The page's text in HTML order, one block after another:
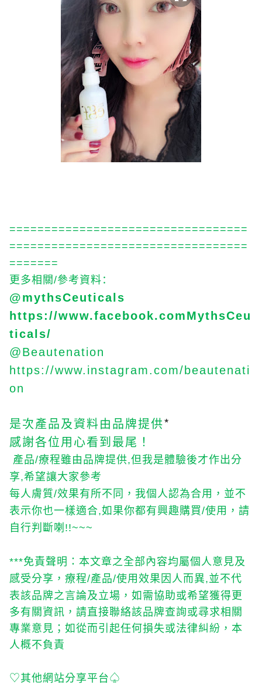
==================================
==================================
=======
更多相關/參考資料：
@mythsCeuticals
https://www.facebook.comMythsCeu
ticals/
@Beautenation
https://www.instagram.com/beautenati
on
是次產品及資料由品牌提供*
感謝各位用心看到最尾！
產品/療程雖由品牌提供,但我是體驗後才作出分
享,希望讓大家參考
每人膚質/效果有所不同，我個人認為合用，並不
表示你也一樣適合,如果你都有興趣購買/使用，請
自行判斷喇!!~~~
***免責聲明：本文章之全部內容均屬個人意見及
感受分享，療程/產品/使用效果因人而異,並不代
表該品牌之言論及立場，如需協助或希望獲得更
多有關資訊，請直接聯絡該品牌查詢或尋求相關
專業意見；如從而引起任何損失或法律糾紛，本
人概不負責
♡其他網站分享平台♤